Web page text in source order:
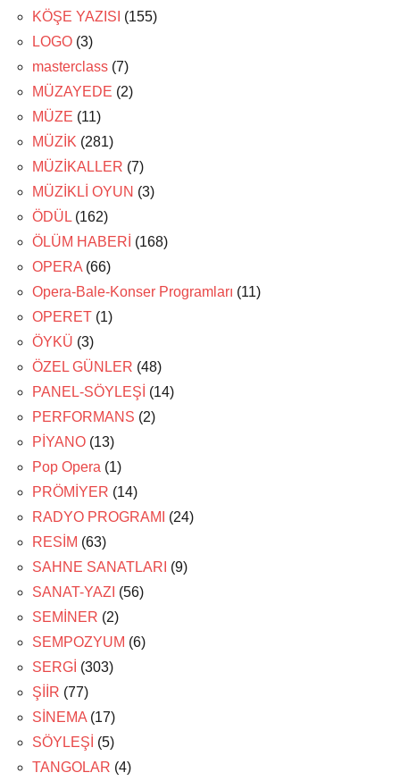
KÖŞE YAZISI (155)
LOGO (3)
masterclass (7)
MÜZAYEDE (2)
MÜZE (11)
MÜZİK (281)
MÜZİKALLER (7)
MÜZİKLİ OYUN (3)
ÖDÜL (162)
ÖLÜM HABERİ (168)
OPERA (66)
Opera-Bale-Konser Programları (11)
OPERET (1)
ÖYKÜ (3)
ÖZEL GÜNLER (48)
PANEL-SÖYLEŞİ (14)
PERFORMANS (2)
PİYANO (13)
Pop Opera (1)
PRÖMİYER (14)
RADYO PROGRAMI
(24)
RESİM (63)
SAHNE SANATLARI (9)
SANAT-YAZI (56)
SEMİNER (2)
SEMPOZYUM (6)
SERGİ (303)
ŞİİR (77)
SİNEMA (17)
SÖYLEŞİ (5)
TANGOLAR (4)